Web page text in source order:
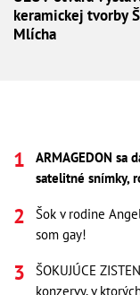
keramickej tvorby
Mlícha
ARMAGEDON sa
satelitné snímky,
Šok v rodine
som gay!
ŠOKUJÚCE
konzervy, v